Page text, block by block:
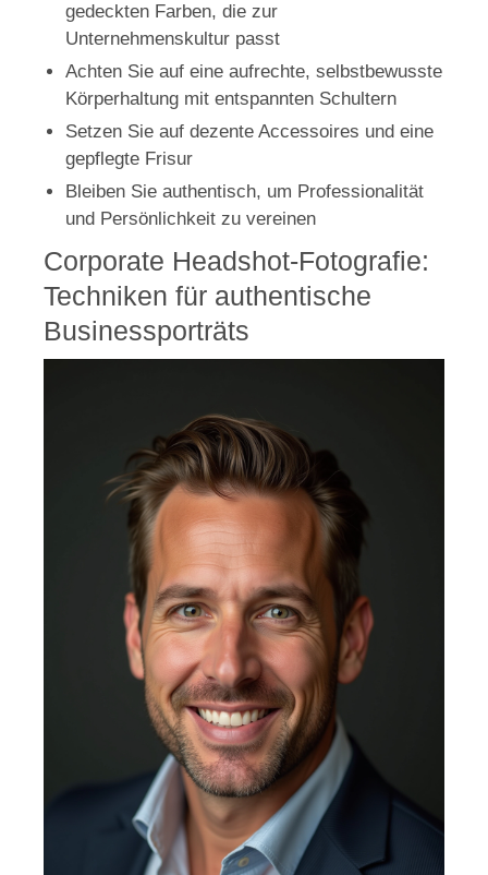
gedeckten Farben, die zur
Unternehmenskultur passt
Achten Sie auf eine aufrechte, selbstbewusste
Körperhaltung mit entspannten Schultern
Setzen Sie auf dezente Accessoires und eine
gepflegte Frisur
Bleiben Sie authentisch, um Professionalität
und Persönlichkeit zu vereinen
Corporate Headshot-Fotografie:
Techniken für authentische
Businessporträts